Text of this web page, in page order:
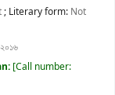
; Literary form: Not
২০১৬
Call number: